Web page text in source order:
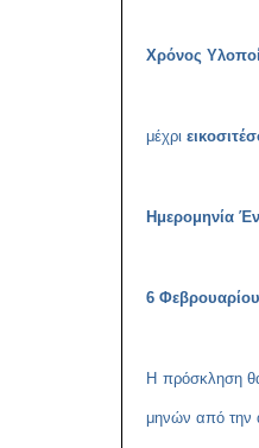
Χρόνος
μέχρι
Ημερομηνία
6
Η πρόσκληση
μηνών από την